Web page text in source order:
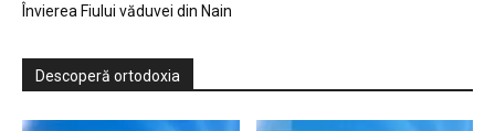
Învierea Fiului văduvei din Nain
Descoperă ortodoxia